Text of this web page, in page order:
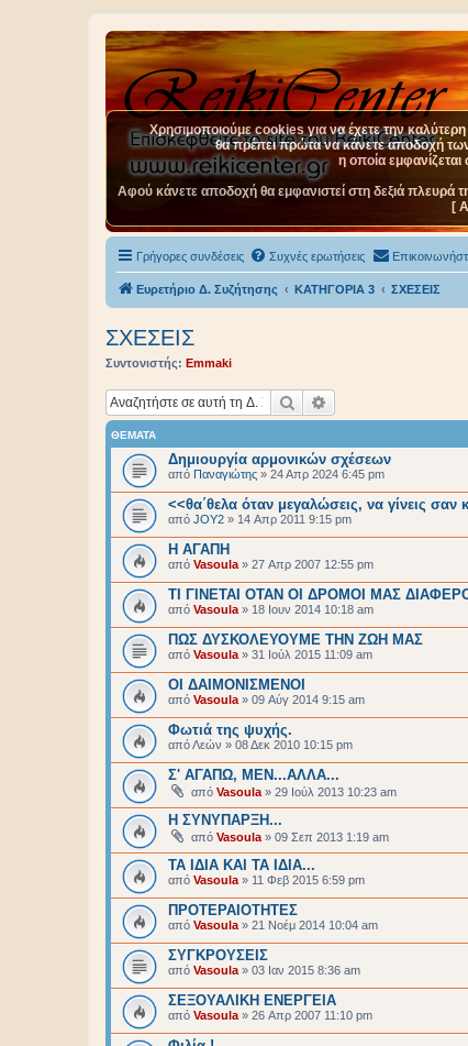
Γρήγορες συνδέσεις Συχνές ερωτήσεις
Ευρετήριο Δ. Συζήτησης ΚΑΤΗΓΟΡΙΑ 3 ΣΧΕΣΕΙΣ
ΣΧΕΣΕΙΣ
Συντονιστής: Emmaki
Αναζήτηση
ΘΈΜΑΤΑ
Δημιουργία αρμονικών σχέσεων
από Παναγιώτης » 24 Απρ 2024 6:45 pm
<<θα΄θελα όταν μεγαλώσεις, να γίνεις σαν
από JOY2 » 14 Απρ 2011 9:15 pm
Η ΑΓΑΠΗ
από Vasoula » 27 Απρ 2007 12:55 pm
ΤΙ ΓΙΝΕΤΑΙ ΟΤΑΝ ΟΙ ΔΡΟΜΟΙ ΜΑΣ
από Vasoula » 18 Ιουν 2014 10:18 am
ΠΩΣ ΔΥΣΚΟΛΕΥΟΥΜΕ ΤΗΝ ΖΩΗ ΜΑΣ
από Vasoula » 31 Ιούλ 2015 11:09 am
ΟΙ ΔΑΙΜΟΝΙΣΜΕΝΟΙ
από Vasoula » 09 Αύγ 2014 9:15 am
Φωτιά της ψυχής.
απόΛεών » 08 Δεκ 2010 10:15 pm
Σ' ΑΓΑΠΩ, ΜΕΝ...ΑΛΛΑ...
από Vasoula » 29 Ιούλ 2013 10:23 am
Η ΣΥΝΥΠΑΡΞΗ...
από Vasoula » 09 Σεπ 2013 1:19 am
ΤΑ ΙΔΙΑ ΚΑΙ ΤΑ ΙΔΙΑ...
από Vasoula » 11 Φεβ 2015 6:59 pm
ΠΡΟΤΕΡΑΙΟΤΗΤΕΣ
από Vasoula » 21 Νοέμ 2014 10:04 am
ΣΥΓΚΡΟΥΣΕΙΣ
από Vasoula » 03 Ιαν 2015 8:36 am
ΣΕΞΟΥΑΛΙΚΗ ΕΝΕΡΓΕΙΑ
από Vasoula » 26 Απρ 2007 11:10 pm
Χρησιμοποιούμε cookies για να έχετε την
θα πρέπει πρώτα να κάνετε αποδοχή
η οποία
Αφού κάνετε αποδοχή θα εμφανιστεί στη δεξιά
[